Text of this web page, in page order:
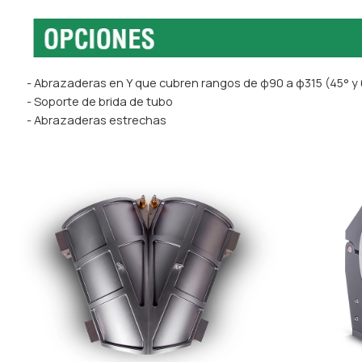
- Abrazaderas en Y que cubren rangos de φ90 a φ315 (45° y
- Soporte de brida de tubo
- Abrazaderas estrechas